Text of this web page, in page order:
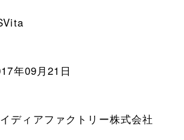
年09月21日
ディアファクトリー株式会社